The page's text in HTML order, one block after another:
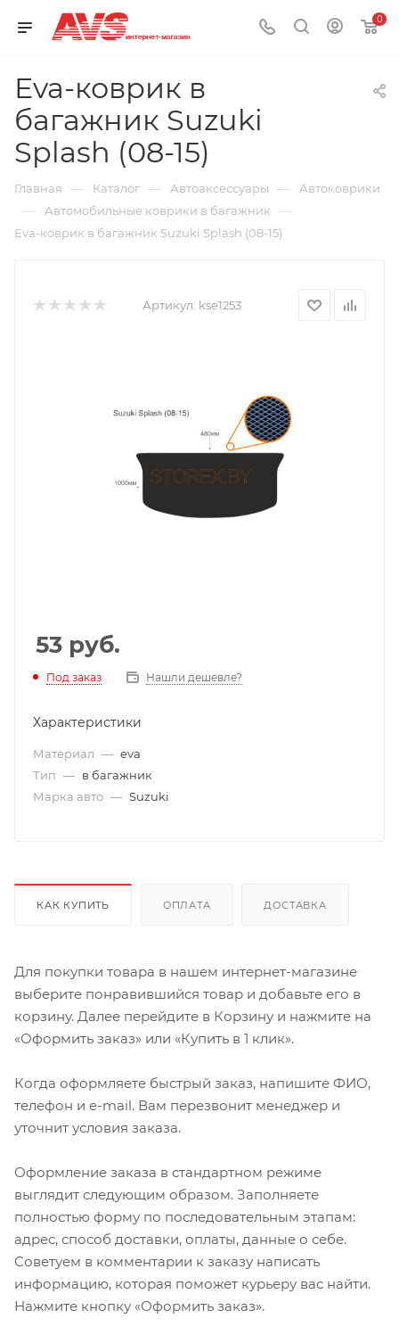
0
Eva-коврик в
багажник Suzuki
Splash (08-15)
Главная — Каталог — Автоаксессуары — Автоковрики
— Автомобильные коврики в багажник —
Eva-коврик в багажник Suzuki Splash (08-15)
Артикул: kse1253
53 руб.
Под заказ Нашли дешевле?
Характеристики
Материал — eva
Тип — в багажник
Марка авто — Suzuki
КАК КУПИТЬ ОПЛАТА ДОСТАВКА
Для покупки товара в нашем интернет-магазине
выберите понравившийся товар и добавьте его в
корзину. Далее перейдите в Корзину и нажмите на
«Оформить заказ» или «Купить в 1 клик».
Когда оформляете быстрый заказ, напишите ФИО,
телефон и e-mail. Вам перезвонит менеджер и
уточнит условия заказа.
Оформление заказа в стандартном режиме
выглядит следующим образом. Заполняете
полностью форму по последовательным этапам:
адрес, способ доставки, оплаты, данные о себе.
Советуем в комментарии к заказу написать
информацию, которая поможет курьеру вас найти.
Нажмите кнопку «Оформить заказ».